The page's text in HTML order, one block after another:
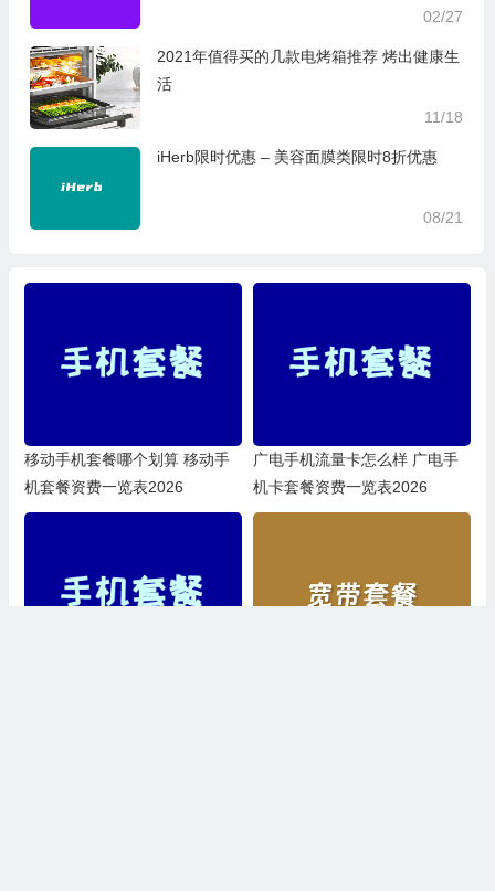
02/27
2021年值得买的几款电烤箱推荐 烤出健康生
活
11/18
iHerb限时优惠 – 美容面膜类限时8折优惠
08/21
移动手机套餐哪个划算 移动手
机套餐资费一览表2026
广电手机流量卡怎么样 广电手
机卡套餐资费一览表2026